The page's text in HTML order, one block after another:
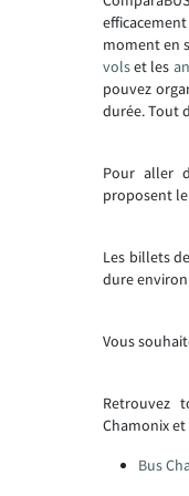
moment en
volset les
pouvez
durée. Tout
Pour aller
proposent
Les billets de
dure
Vous
Retrouvez
Chamonix et
Bus